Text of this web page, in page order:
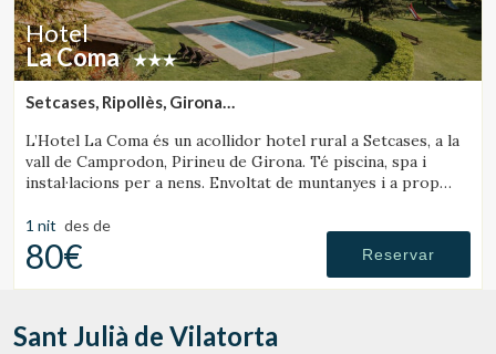
Hotel
La Coma
Setcases, Ripollès, Girona
L’Hotel La Coma és un acollidor hotel rural a Setcases, a la
vall de Camprodon, Pirineu de Girona. Té piscina, spa i
instal·lacions per a nens. Envoltat de muntanyes i a prop
1 nit des de
80€ Reservar
Sant Julià de Vilatorta